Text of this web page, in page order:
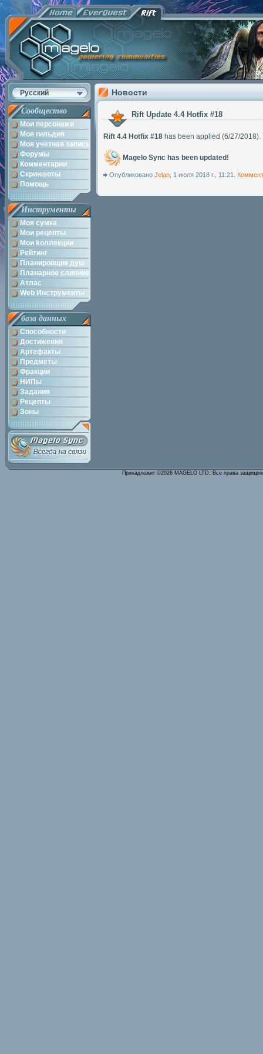
Русский
Сообщество
Мои персонажи
Моя гильдия
Моя учетная запись
Форумы
Комментарии
Скриншоты
Помощь
Инструменты
Моя сумка
Мои рецепты
Мои kоллекции
Рейтинг
Планировщик душ
Планарное слияние
Атлас
Web Инструменты
база данных
Способности
Достижения
Артефакты
Предметы
Фракции
НИПы
Задания
Рецепты
Зоны
Новости
Rift Update 4.4 Hotfix #18
Rift 4.4 Hotfix #18 has been applied (6/27/
Magelo Sync has been updated!
Опубликовано Jelan , 1 июля 2018 г., 11:21.
Принадлежит ©2026 MAGELO LTD. Все права